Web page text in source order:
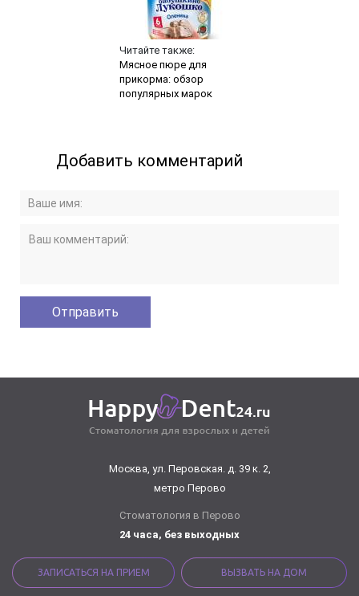
Читайте также:
Мясное пюре для
прикорма: обзор
популярных марок
Добавить комментарий
Москва, ул. Перовская. д. 39 к. 2,
метро Перово
Стоматология в Перово
24 часа, без выходных
ЗАПИСАТЬСЯ НА ПРИЕМ ВЫЗВАТЬ НА ДОМ